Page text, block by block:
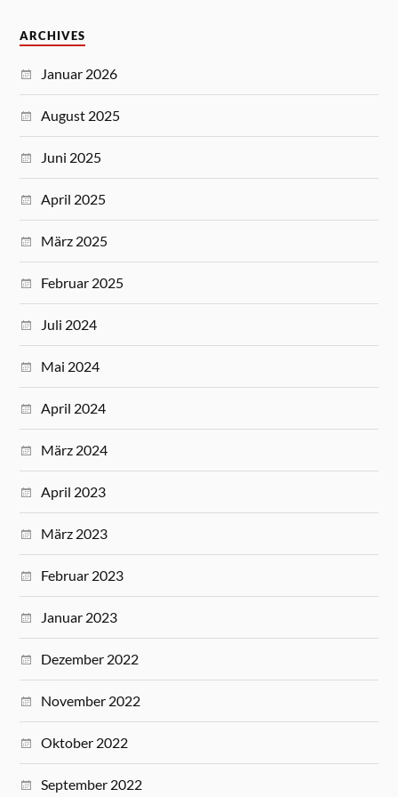
ARCHIVES
Januar 2026
August 2025
Juni 2025
April 2025
März 2025
Februar 2025
Juli 2024
Mai 2024
April 2024
März 2024
April 2023
März 2023
Februar 2023
Januar 2023
Dezember 2022
November 2022
Oktober 2022
September 2022